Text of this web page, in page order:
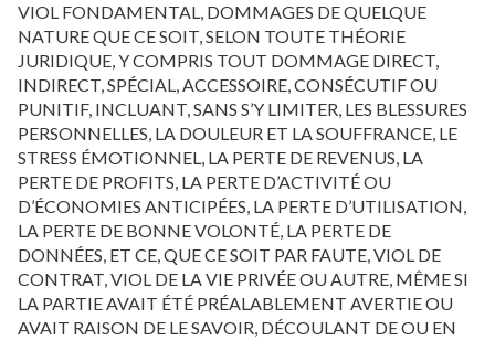
VIOL FONDAMENTAL, DOMMAGES DE QUELQUE
NATURE QUE CE SOIT, SELON TOUTE THÉORIE
JURIDIQUE, Y COMPRIS TOUT DOMMAGE DIRECT,
INDIRECT, SPÉCIAL, ACCESSOIRE, CONSÉCUTIF OU
PUNITIF, INCLUANT, SANS S’Y LIMITER, LES BLESSURES
PERSONNELLES, LA DOULEUR ET LA SOUFFRANCE, LE
STRESS ÉMOTIONNEL, LA PERTE DE REVENUS, LA
PERTE DE PROFITS, LA PERTE D’ACTIVITÉ OU
D’ÉCONOMIES ANTICIPÉES, LA PERTE D’UTILISATION,
LA PERTE DE BONNE VOLONTÉ, LA PERTE DE
DONNÉES, ET CE, QUE CE SOIT PAR FAUTE, VIOL DE
CONTRAT, VIOL DE LA VIE PRIVÉE OU AUTRE, MÊME SI
LA PARTIE AVAIT ÉTÉ PRÉALABLEMENT AVERTIE OU
AVAIT RAISON DE LE SAVOIR, DÉCOULANT DE OU EN